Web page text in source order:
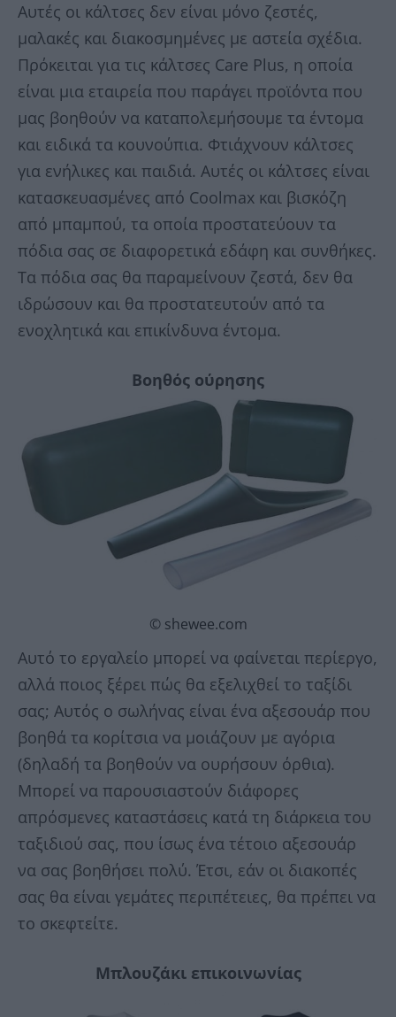
Αυτές οι κάλτσες δεν είναι μόνο ζεστές,
μαλακές και διακοσμημένες με αστεία σχέδια.
Πρόκειται για τις κάλτσες Care Plus, η οποία
είναι μια εταιρεία που παράγει προϊόντα που
μας βοηθούν να καταπολεμήσουμε τα έντομα
και ειδικά τα κουνούπια. Φτιάχνουν κάλτσες
για ενήλικες και παιδιά. Αυτές οι κάλτσες είναι
κατασκευασμένες από Coolmax και βισκόζη
από μπαμπού, τα οποία προστατεύουν τα
πόδια σας σε διαφορετικά εδάφη και συνθήκες.
Τα πόδια σας θα παραμείνουν ζεστά, δεν θα
ιδρώσουν και θα προστατευτούν από τα
ενοχλητικά και επικίνδυνα έντομα.
Βοηθός ούρησης
© shewee.com
Αυτό το εργαλείο μπορεί να φαίνεται περίεργο,
αλλά ποιος ξέρει πώς θα εξελιχθεί το ταξίδι
σας; Αυτός ο σωλήνας είναι ένα αξεσουάρ που
βοηθά τα κορίτσια να μοιάζουν με αγόρια
(δηλαδή τα βοηθούν να ουρήσουν όρθια).
Μπορεί να παρουσιαστούν διάφορες
απρόσμενες καταστάσεις κατά τη διάρκεια του
ταξιδιού σας, που ίσως ένα τέτοιο αξεσουάρ
να σας βοηθήσει πολύ. Έτσι, εάν οι διακοπές
σας θα είναι γεμάτες περιπέτειες, θα πρέπει να
το σκεφτείτε.
Μπλουζάκι επικοινωνίας